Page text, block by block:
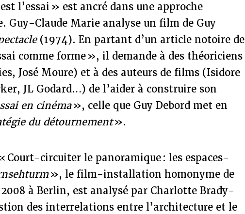
l’essai » est ancré dans une approche
Guy-Claude Marie analyse un film de Guy
(1974). En partant d’un article notoire de
comme forme », il demande à des théoriciens
José Moure) et à des auteurs de films (Isidore
JL Godard…) de l’aider à construire son
en cinéma», celle que Guy Debord met en
du détournement».
Court-circuiter le panoramique : les espaces-
», le film-installation homonyme de
à Berlin, est analysé par Charlotte Brady-
des interrelations entre l’architecture et le